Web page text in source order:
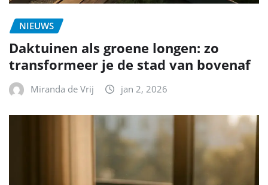
NIEUWS
Daktuinen als groene longen: zo
transformeer je de stad van bovenaf
Miranda de Vrij jan 2, 2026